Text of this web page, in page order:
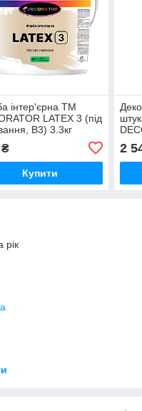
інтер'єрна TM
LATEX 3 (під
В3) 3.3кг
Купити
2
рік